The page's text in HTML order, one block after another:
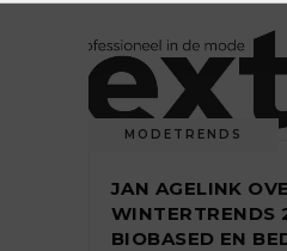
MODETRENDS
JAN AGELINK
BIOBASED EN